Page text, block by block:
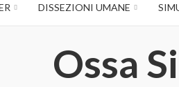
DISSEZIONI UMANE
Ossa